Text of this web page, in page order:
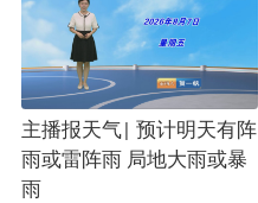
主播报天气| 预计明天有阵
雨或雷阵雨 局地大雨或暴
雨